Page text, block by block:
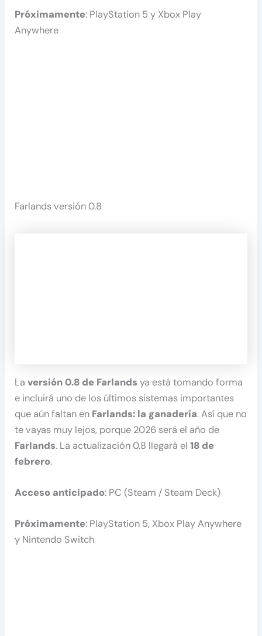
Próximamente: PlayStation 5 y Xbox Play
Anywhere
Farlands versión 0.8
Laversión 0.8 de Farlands ya está tomando forma
e incluirá uno de los últimos sistemas importantes
que aún faltan en Farlands: la ganadería. Así que no
te vayas muy lejos, porque 2026 será el año de
Farlands. La actualización 0.8 llegará el18 de
febrero.
Acceso anticipado: PC (Steam / Steam Deck)
Próximamente: PlayStation 5, Xbox Play Anywhere
y Nintendo Switch